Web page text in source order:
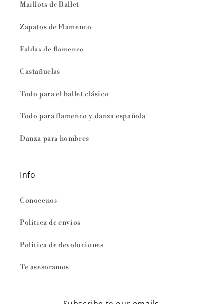
Maillots de Ballet
Zapatos de Flamenco
Faldas de flamenco
Castañuelas
Todo para el ballet clásico
Todo para flamenco y danza española
Danza para hombres
Info
Conocenos
Politica de envios
Politica de devoluciones
Te asesoramos